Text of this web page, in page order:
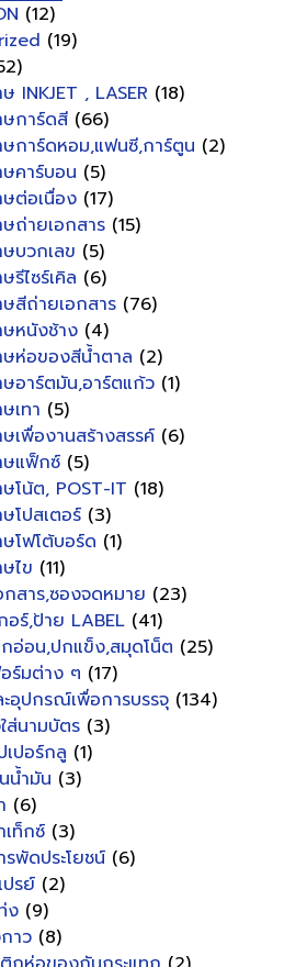
(12)
(19)
INKJET , LASER (18)
ษการ์ดสี (66)
ษการ์ดหอม,แฟนซี,การ์ตูน (2)
ษคาร์บอน (5)
ษต่อเนื่อง (17)
ษถ่ายเอกสาร (15)
ษบวกเลข (5)
รีไซร์เคิล (6)
ษสีถ่ายเอกสาร (76)
ษหนังช้าง (4)
ษห่อของสีน้ำตาล (2)
ษอาร์ตมัน,อาร์ตแก้ว (1)
เทา (5)
ษเพื่องานสร้างสรรค์ (6)
ษแฟ็กซ์ (5)
ษโน้ต, POST-IT (18)
โปสเตอร์ (3)
ษโฟโต้บอร์ด (1)
ไข (11)
กสาร,ซองจดหมาย (23)
อร์,ป้าย LABEL (41)
อ่อน,ปกแข็ง,สมุดโน็ต (25)
ร์มต่าง ๆ (17)
อุปกรณ์เพื่อการบรรจุ (134)
ส่นามบัตร (3)
เปอร์กลู (1)
น้ำมัน (3)
(6)
เท็กซ์ (3)
รพัดประโยชน์ (6)
ปรย์ (2)
ง (9)
าว (8)